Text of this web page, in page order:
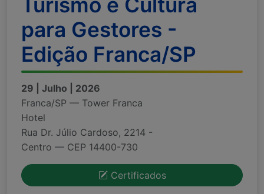
para Gestores -
Edição Franca/SP
29 | Julho | 2026
Franca/SP — Tower Franca
Hotel
Rua Dr. Júlio Cardoso, 2214 -
Centro — CEP 14400-730
Certificados